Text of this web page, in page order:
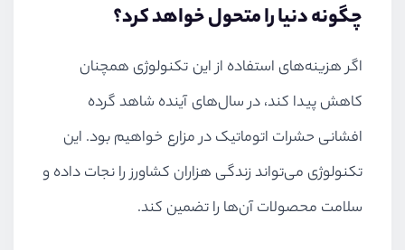
چگونه دنیا را متحول خواهد کرد؟
اگر هزینه‌های استفاده از این تکنولوژی همچنان
کاهش پیدا کند، در سال‌های آینده شاهد گرده
افشانی حشرات اتوماتیک در مزارع خواهیم بود. این
تکنولوژی می‌تواند زندگی هزاران کشاورز را نجات داده و
سلامت محصولات آن‌ها را تضمین کند.